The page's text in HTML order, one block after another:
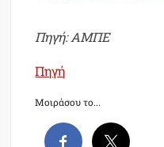
Πηγή: ΑΜΠΕ
Πηγή
Μοιράσου το...